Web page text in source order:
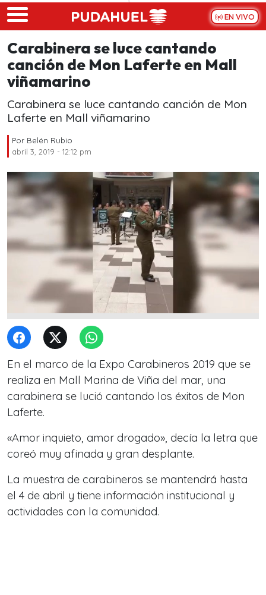
Skip to main content
EN VIVO
Carabinera se luce cantando
canción de Mon Laferte en Mall
viñamarino
Carabinera se luce cantando canción de Mon
Laferte en Mall viñamarino
Por Belén Rubio
abril 3, 2019 - 12:12 pm
En el marco de la Expo Carabineros 2019 que se
realiza en Mall Marina de Viña del mar, una
carabinera se lució cantando los éxitos de Mon
Laferte.
«Amor inquieto, amor drogado», decía la letra que
coreó muy afinada y gran desplante.
La muestra de carabineros se mantendrá hasta
el 4 de abril y tiene información institucional y
actividades con la comunidad.